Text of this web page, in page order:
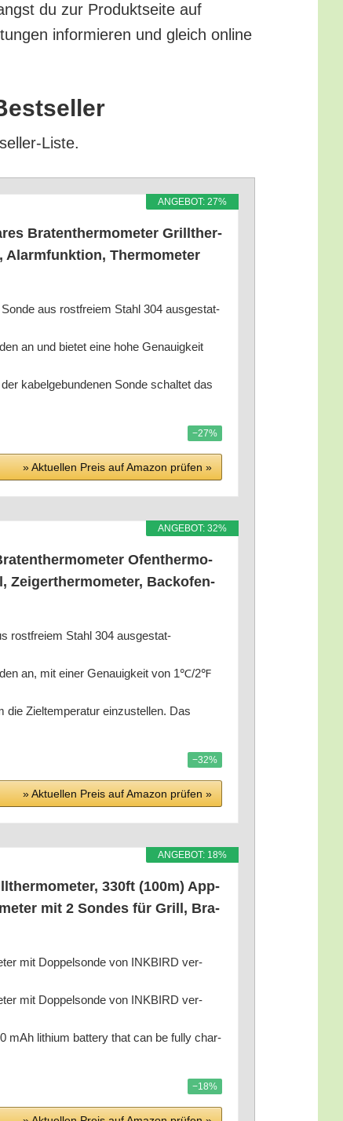
du zur Pro­dukt­sei­te auf
infor­mie­ren und gleich online
Liste.
ANGE­BOT: 27%
Bra­ten­ther­mo­me­ter Grill­ther­
Alarm­funk­ti­on, Ther­mo­me­ter
aus rost­frei­em Stahl 304 aus­ge­stat­
an und bie­tet eine hohe Genau­ig­keit
kabel­ge­bun­de­nen Son­de schal­tet das
−27%
» Aktu­el­len Preis auf Ama­zon prü­fen »
ANGE­BOT: 32%
Ofen­ther­mo­
Zei­ger­ther­mo­me­ter, Back­ofen­
rost­frei­em Stahl 304 aus­ge­stat­
an, mit einer Genau­ig­keit von 1℃/2℉
die Ziel­tem­pe­ra­tur ein­zu­stel­len. Das
−32%
» Aktu­el­len Preis auf Ama­zon prü­fen »
ANGE­BOT: 18%
330ft (100m) App-
mit 2 Son­des für Grill, Bra­
mit Dop­pel­son­de von INKBIRD ver­
mit Dop­pel­son­de von INKBIRD ver­
mAh lithi­um bat­tery that can be ful­ly char­
−18%